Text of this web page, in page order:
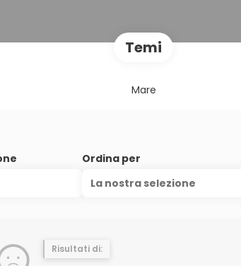
Temi
Mare
Ordina per
La nostra selezione
Risultati di: